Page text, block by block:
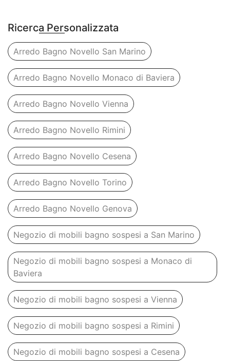
Ricerca Personalizzata
Arredo Bagno Novello San Marino
Arredo Bagno Novello Monaco di Baviera
Arredo Bagno Novello Vienna
Arredo Bagno Novello Rimini
Arredo Bagno Novello Cesena
Arredo Bagno Novello Torino
Arredo Bagno Novello Genova
Negozio di mobili bagno sospesi a San Marino
Negozio di mobili bagno sospesi a Monaco di
Baviera
Negozio di mobili bagno sospesi a Vienna
Negozio di mobili bagno sospesi a Rimini
Negozio di mobili bagno sospesi a Cesena